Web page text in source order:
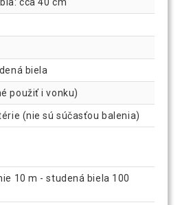
biela
použiť i vonku)
(nie sú súčasťou balenia)
10 m - studená biela 100